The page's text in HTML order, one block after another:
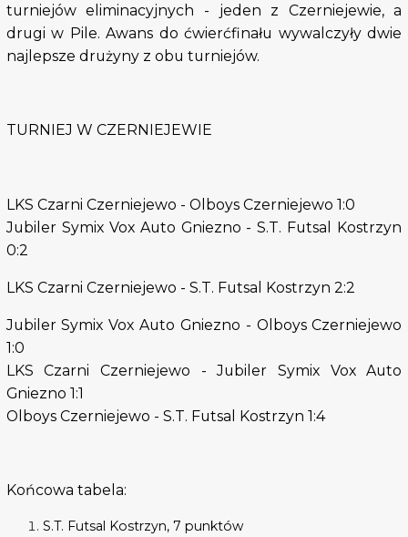
turniejów eliminacyjnych - jeden z Czerniejewie, a
drugi w Pile. Awans do ćwierćfinału wywalczyły dwie
najlepsze drużyny z obu turniejów.
TURNIEJ W CZERNIEJEWIE
LKS Czarni Czerniejewo - Olboys Czerniejewo 1:0
Jubiler Symix Vox Auto Gniezno - S.T. Futsal Kostrzyn
0:2
LKS Czarni Czerniejewo - S.T. Futsal Kostrzyn 2:2
Jubiler Symix Vox Auto Gniezno - Olboys Czerniejewo
1:0
LKS Czarni Czerniejewo - Jubiler Symix Vox Auto
Gniezno 1:1
Olboys Czerniejewo - S.T. Futsal Kostrzyn 1:4
Końcowa tabela:
S.T. Futsal Kostrzyn, 7 punktów